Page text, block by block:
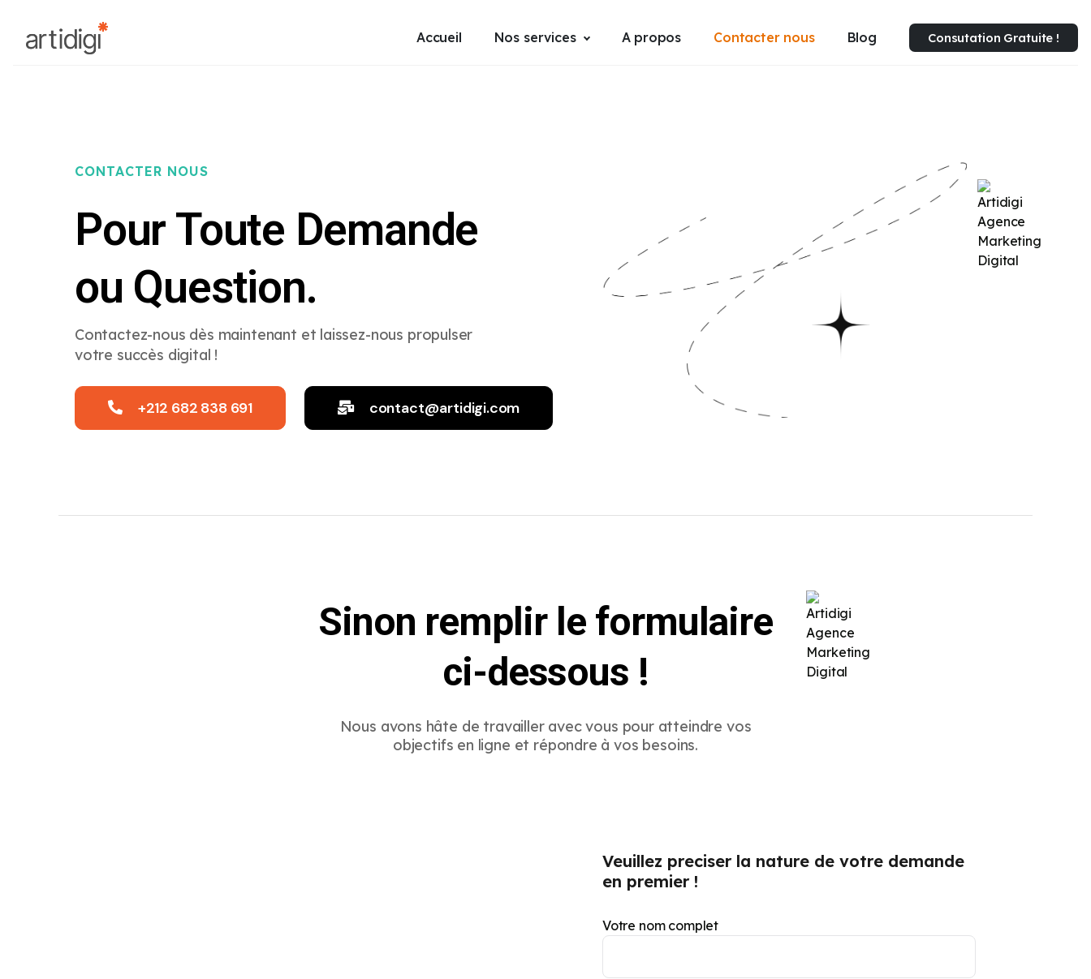
Accueil Nos services A propos Contacter nous Blog Consutation Gratuite !
CONTACTER NOUS
Pour Toute Demande
ou Question.
Contactez-nous dès maintenant et laissez-nous propulser
votre succès digital !
+212 682 838 691 contact@artidigi.com
Sinon remplir le formulaire
ci-dessous !
Nous avons hâte de travailler avec vous pour atteindre vos
objectifs en ligne et répondre à vos besoins.
Veuillez preciser la nature de votre demande
en premier !
Votre nom complet